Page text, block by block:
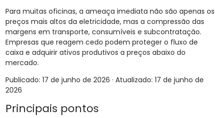
Para muitas oficinas, a ameaça imediata não são apenas os
preços mais altos da eletricidade, mas a compressão das
margens em transporte, consumíveis e subcontratação.
Empresas que reagem cedo podem proteger o fluxo de
caixa e adquirir ativos produtivos a preços abaixo do
mercado.
Publicado: 17 de junho de 2026 · Atualizado: 17 de junho de
2026
Principais pontos